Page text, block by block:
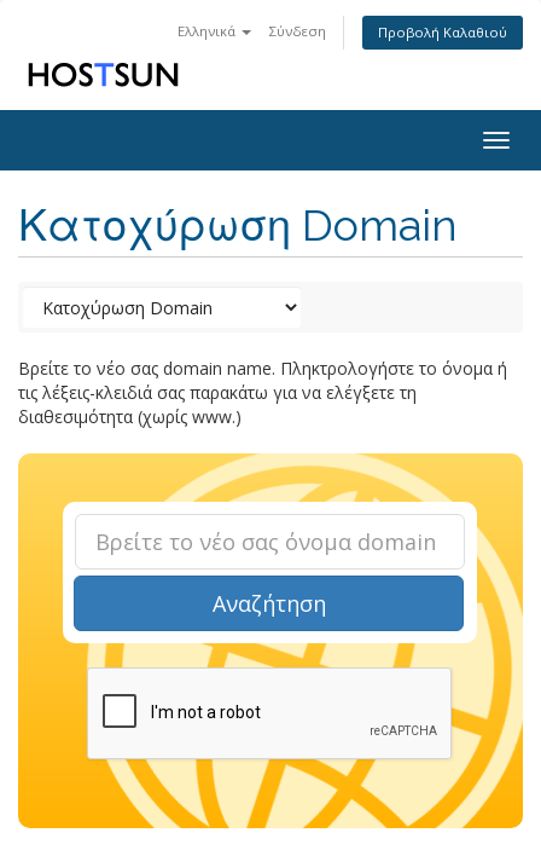
Ελληνικά Σύνδεση Προβολή Καλαθιού
Κατοχύρωση Domain
Βρείτε το νέο σας domain name. Πληκτρολογήστε το όνομα ή
τις λέξεις-κλειδιά σας παρακάτω για να ελέγξετε τη
διαθεσιμότητα (χωρίς www.)
Αναζήτηση